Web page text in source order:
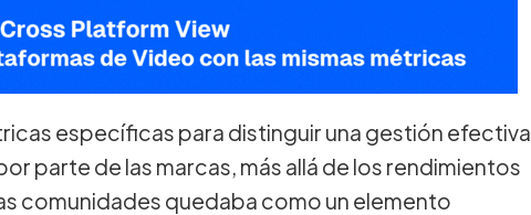
específicas para distinguir una gestión efectiva
parte de las marcas, más allá de los rendimientos
comunidades quedaba como un elemento